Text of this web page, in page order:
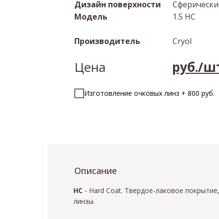
Дизайн поверхности
Модель
Производитель
1.5 HC
Cryol
HC - Hard Coat. Твердое-лаковое
линзы.
Описание
Цена руб./
Изготовление очковых линз + 800 руб.